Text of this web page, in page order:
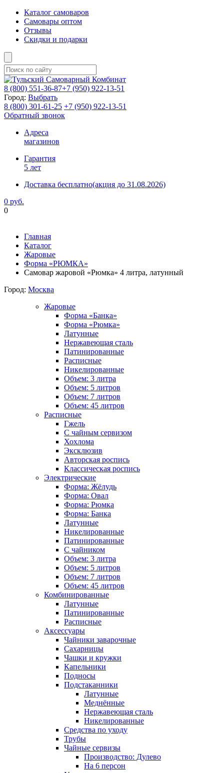
Каталог самоваров
Самовары оптом
Отзывы
Скидки и подарки
8 (800) 551-36-87+7 (950) 922-13-51
Город: Выбрать
8 (800) 301-61-25 +7 (950) 922-13-51
Обратный звонок
Адреса
магазинов
Гарантия
5 лет
Доставка бесплатно(акция до 31.08.2026)
0 руб.
0
Главная
Каталог
Жаровые
Форма «РЮМКА»
Самовар жаровой «Рюмка» 4 литра, латунный
Город: Москва
Жаровые
Форма «Банка»
Форма «Рюмка»
Латунные
Нержавеющая сталь
Патинированные
Расписные
Никелированные
Объем: 3 литра
Объем: 5 литров
Объем: 7 литров
Объем: 45 литров
Расписные
Гжель
С чайным сервизом
Хохлома
Эксклюзив
Авторская роспись
Классическая роспись
Электрические
Форма: Жёлудь
Форма: Овал
Форма: Рюмка
Форма: Банка
Латунные
Никелированные
Патинированные
С чайником
Объем: 3 литра
Объем: 5 литров
Объем: 7 литров
Объем: 45 литров
Комбинированные
Латунные
Патинированные
Расписные
Аксессуары
Чайники заварочные
Сахарницы
Чашки и кружки
Капельники
Подносы
Подстаканники
Латунные
Меднённые
Нержавеющая сталь
Никелированные
Средства по уходу
Трубы
Чайные сервизы
Производство: Дулево
На 6 персон